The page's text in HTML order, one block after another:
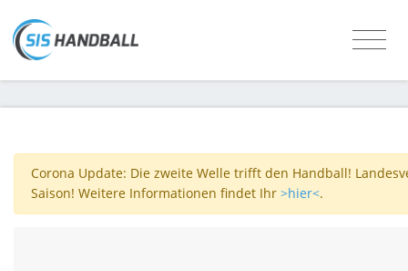
Corona Update: Die zweite Welle trifft den Handball!
Saison! Weitere Informationen findet Ihr >hier<.